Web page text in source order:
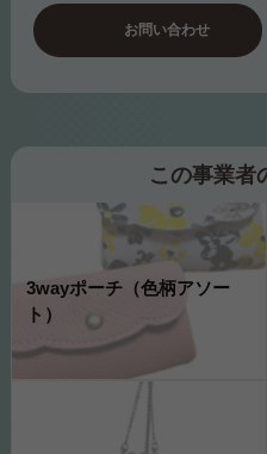
お問い合わせ
この事業者
3wayポーチ（色柄アソー
ト）